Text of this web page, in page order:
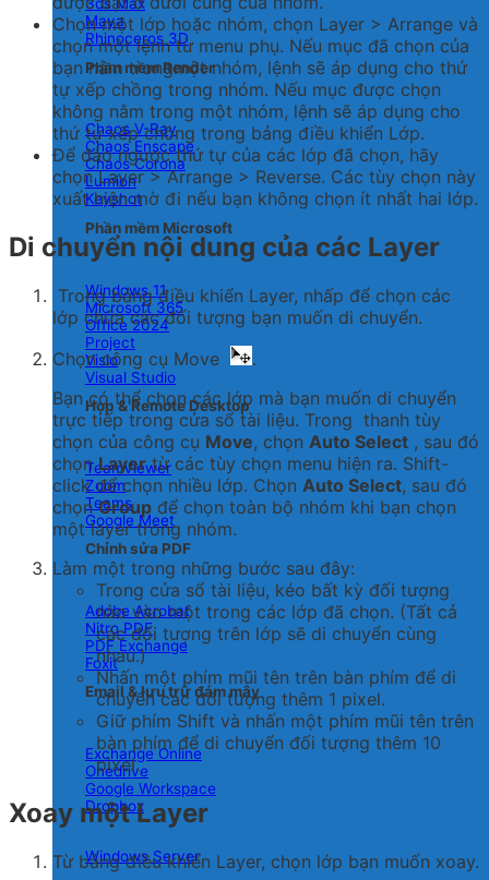
Maya
Rhinoceros 3D
Phần mềm Render
Chaos V-Ray
Chaos Enscape
Chaos Corona
Lumion
Keyshot
Phần mềm Microsoft
Windows 11
Microsoft 365
Office 2024
Project
Visio
Visual Studio
Họp & Remote Desktop
TeamViewer
Zoom
Teams
Google Meet
Chỉnh sửa PDF
Adobe Acrobat
Nitro PDF
PDF Exchange
Foxit
Email & lưu trữ đám mây
Exchange Online
Onedrive
Google Workspace
Dropbox
Windows Server
Chọn một lớp hoặc nhóm, chọn Layer > Arrange và
chọn một lệnh từ menu phụ. Nếu mục đã chọn của
bạn nằm trongmột nhóm, lệnh sẽ áp dụng cho thứ
tự xếp chồng trong nhóm. Nếu mục được chọn
không nằm trong một nhóm, lệnh sẽ áp dụng cho
thứ tự xếp chồng trong bảng điều khiển Lớp.
Để đảo ngược thứ tự của các lớp đã chọn, hãy
chọnLayer > Arrange > Reverse. Các tùy chọn này
xuất hiện mờ đi nếu bạn không chọn ít nhất hai lớp.
Di chuyển nội dung của các Layer
Trong bảng điều khiển Layer, nhấp để chọn các
lớp chứa các đối tượng bạn muốn di chuyển.
Chọn công cụ Move
.
Bạn có thể chọn các lớp mà bạn muốn di chuyển
trực tiếp trong cửa sổ tài liệu. Trong thanh tùy
chọn của công cụ Move, chọn Auto Select , sau đó
chọnLayertừ các tùy chọn menu hiện ra. Shift-
click để chọn nhiều lớp. Chọn Auto Select, sau đó
chọnGroup để chọn toàn bộ nhóm khi bạn chọn
một layer trong nhóm.
Làm một trong những bước sau đây:
Trong cửa sổ tài liệu, kéo bất kỳ đối tượng
nào vào một trong các lớp đã chọn. (Tất cả
các đối tượng trên lớp sẽ di chuyển cùng
nhau.)
Nhấn một phím mũi tên trên bàn phím để di
chuyển các đối tượng thêm 1 pixel.
Giữ phím Shift và nhấn một phím mũi tên trên
bàn phím để di chuyển đối tượng thêm 10
pixel.
Xoay một Layer
Từ bảngđiều khiển Layer, chọn lớp bạn muốn xoay.